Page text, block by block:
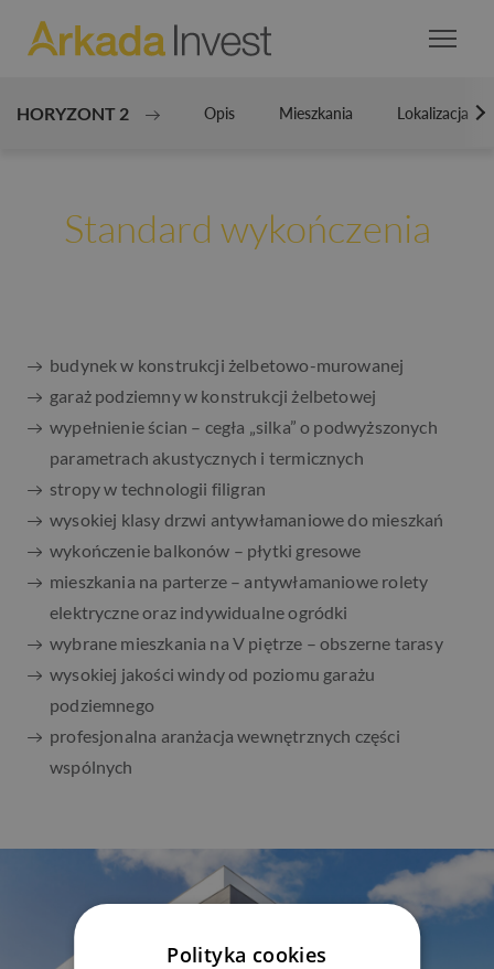
HORYZONT 2 Opis Mieszkania Lokalizacja
Standard wykończenia
budynek w konstrukcji żelbetowo-murowanej
garaż podziemny w konstrukcji żelbetowej
wypełnienie ścian – cegła „silka” o podwyższonych
parametrach akustycznych i termicznych
stropy w technologii filigran
wysokiej klasy drzwi antywłamaniowe do mieszkań
wykończenie balkonów – płytki gresowe
mieszkania na parterze – antywłamaniowe rolety
elektryczne oraz indywidualne ogródki
wybrane mieszkania na V piętrze – obszerne tarasy
wysokiej jakości windy od poziomu garażu
podziemnego
profesjonalna aranżacja wewnętrznych części
wspólnych
Polityka cookies